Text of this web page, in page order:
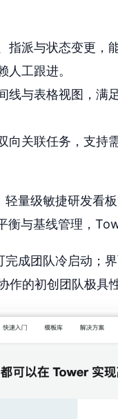
指派与状态变更，
工跟进。
线与表格视图，满
向关联任务，支持
量级敏捷研发看
与基线管理，
成团队冷启动；
作的初创团队极具